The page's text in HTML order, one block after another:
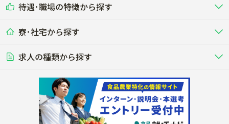
する牧場
養豚
る養豚場
レースで活躍する馬の手入れや子馬
その他畜産
その他動物の畜産業（羊、ウズラな
ど）
畑・圃場で野菜・穀物を生産 ビニールハウスで多様な野菜の生産
稲作
ビニールハウスで観賞用植物の栽
植物工場
環境制御された工場で野菜の生産管
理
農業資材･肥料
農場設備・肥料・飼料の生産・流
農業用の機械・機材の開発・販
流通･商社
農産物・農産品の物流・卸し・輸出
入
その他業種
木材の植林・伐採・加工、または
漁業･養殖
魚介類の採捕・養殖、または水産加
工場
研究･開発 WEB･IT
その他職種
未経験歓迎
学歴不問
50代採用実績あり
AT免許OK
内定まで最短1週間 管理者･幹部採用
待遇･職場の特徴から探す
社会保険完備
食事補助あり
年間休日100日以上
経験者優遇 独立支援可能
寮･社宅から探す
単身寮あり
寮･社宅相談可
求人の種類から探す
転職おまかせ求人